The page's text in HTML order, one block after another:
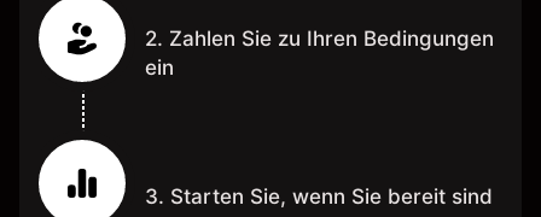
2. Zahlen Sie zu Ihren Bedingungen
ein
3. Starten Sie, wenn Sie bereit sind